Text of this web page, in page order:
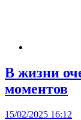
В жизни
моментов
15/02/2025 16:12